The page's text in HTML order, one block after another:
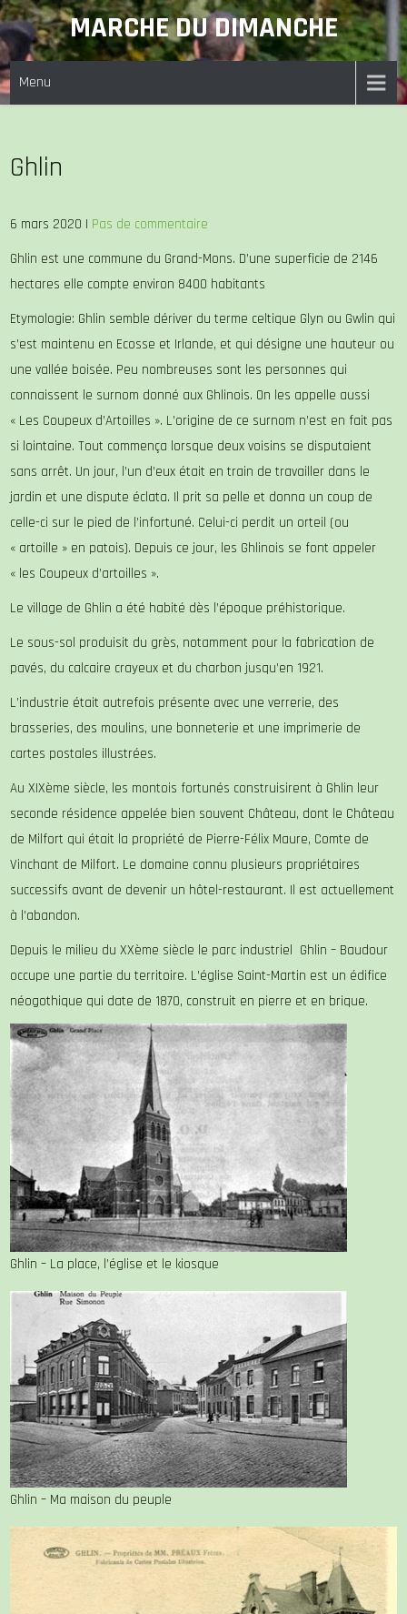
Skip
to
content
MARCHE DU DIMANCHE
Menu
Ghlin
6 mars 2020 | Pas de commentaire
Ghlin est une commune du Grand-Mons. D’une superficie de 2146
hectares elle compte environ 8400 habitants
Etymologie: Ghlin semble dériver du terme celtique Glyn ou Gwlin qui
s’est maintenu en Ecosse et Irlande, et qui désigne une hauteur ou
une vallée boisée. Peu nombreuses sont les personnes qui
connaissent le surnom donné aux Ghlinois. On les appelle aussi
« Les Coupeux d’Artoilles ». L’origine de ce surnom n’est en fait pas
si lointaine. Tout commença lorsque deux voisins se disputaient
sans arrêt. Un jour, l’un d’eux était en train de travailler dans le
jardin et une dispute éclata. Il prit sa pelle et donna un coup de
celle-ci sur le pied de l’infortuné. Celui-ci perdit un orteil (ou
« artoille » en patois). Depuis ce jour, les Ghlinois se font appeler
« les Coupeux d’artoilles ».
Le village de Ghlin a été habité dès l’époque préhistorique.
Le sous-sol produisit du grès, notamment pour la fabrication de
pavés, du calcaire crayeux et du charbon jusqu’en 1921.
L’industrie était autrefois présente avec une verrerie, des
brasseries, des moulins, une bonneterie et une imprimerie de
cartes postales illustrées.
Au XIXème siècle, les montois fortunés construisirent à Ghlin leur
seconde résidence appelée bien souvent Château, dont le Château
de Milfort qui était la propriété de Pierre-Félix Maure, Comte de
Vinchant de Milfort. Le domaine connu plusieurs propriétaires
successifs avant de devenir un hôtel-restaurant. Il est actuellement
à l’abandon.
Depuis le milieu du XXème siècle le parc industriel Ghlin – Baudour
occupe une partie du territoire. L’église Saint-Martin est un édifice
néogothique qui date de 1870, construit en pierre et en brique.
Ghlin – La place, l’église et le kiosque
Ghlin – Ma maison du peuple